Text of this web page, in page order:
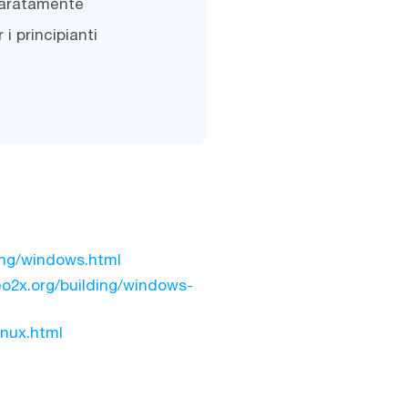
i principianti
windows.html
building/windows-